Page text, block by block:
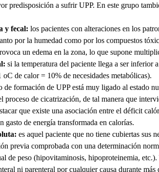
predisposición a sufrir UPP. En este grupo
y fecal: los pacientes con alteraciones en los
por la humedad como por los compuestos
un edema en la zona, lo que supone
si la temperatura del paciente llega a ser inferior
oC de calor = 10% de necesidades metabólicas).
de formación de UPP está muy ligado al estado
proceso de cicatrización, de tal manera que
que existe una asociación entre el déficit
gasto de energía transformada en calorías.
es aquel paciente que no tiene cubiertas sus
previa comprobada con una determinación
de peso (hipovitaminosis, hipoproteinemia,
ni parenteral por cualquier causa durante más